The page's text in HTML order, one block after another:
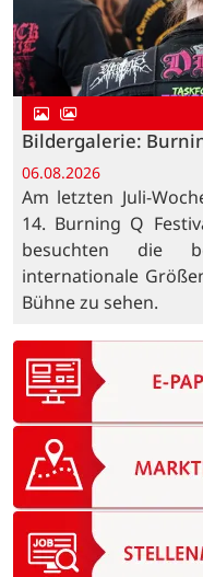
Bildergalerie:
06.08.2026
Am letzten Juli-
14. Burning Q
besuchten die
internationale
Bühne zu sehen.